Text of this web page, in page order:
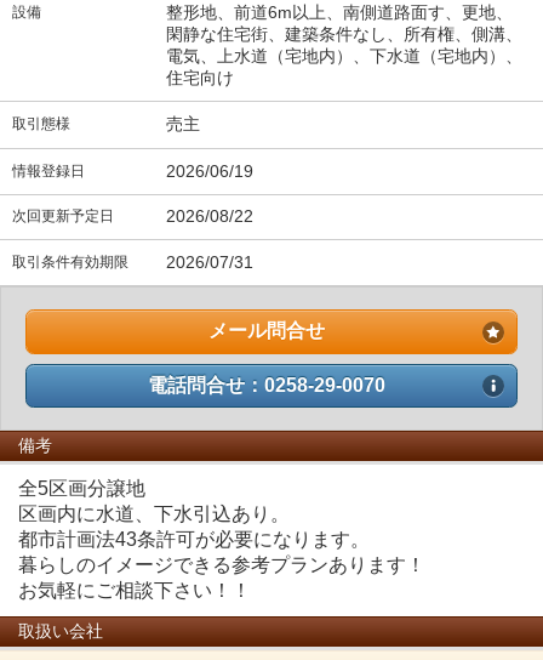
設備
整形地、前道6m以上、南側道路面す、更地、
閑静な住宅街、建築条件なし、所有権、側溝、
電気、上水道（宅地内）、下水道（宅地内）、
住宅向け
取引態様 売主
情報登録日 2026/06/19
次回更新予定日 2026/08/22
取引条件有効期限 2026/07/31
メール問合せ
電話問合せ：0258-29-0070
備考
全5区画分譲地
区画内に水道、下水引込あり。
都市計画法43条許可が必要になります。
暮らしのイメージできる参考プランあります！
お気軽にご相談下さい！！
取扱い会社